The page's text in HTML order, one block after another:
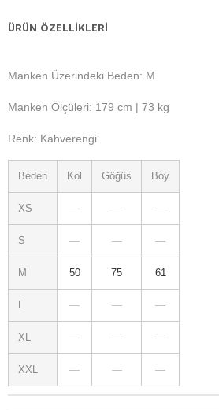
ÜRÜN ÖZELLIKLERI
Manken Üzerindeki Beden: M
Manken Ölçüleri: 179 cm | 73 kg
Renk: Kahverengi
Beden Kol Göğüs Boy
XS — — —
S — — —
M 50 75 61
— — —
XL — — —
XXL — — —